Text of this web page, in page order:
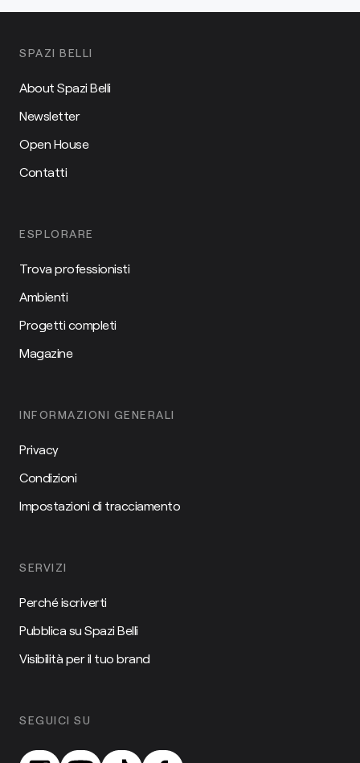
SPAZI BELLI
About Spazi Belli
Newsletter
Open House
Contatti
ESPLORARE
Trova professionisti
Ambienti
Progetti completi
Magazine
INFORMAZIONI GENERALI
Privacy
Condizioni
Impostazioni di tracciamento
SERVIZI
Perché iscriverti
Pubblica su Spazi Belli
Visibilità per il tuo brand
SEGUICI SU